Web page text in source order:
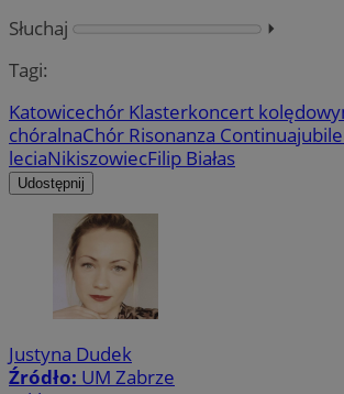
Słuchaj
⏵︎
Tagi:
Katowicechór Klasterkoncert kolędowy
chóralnaChór Risonanza Continua
leciaNikiszowiecFilip Białas
Udostępnij
Justyna Dudek
Źródło: UM Zabrze